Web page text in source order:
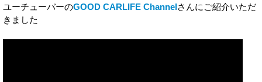
ユーチューバーのGOOD CARLIFE Channel さんにご紹介いただ
きました